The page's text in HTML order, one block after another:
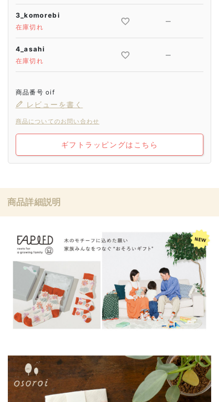
3_komorebi
在庫切れ
—
4_asahi
在庫切れ
—
商品番号 oif
レビューを書く
商品についてのお問い合わせ
ギフトラッピングはこちら
商品詳細説明